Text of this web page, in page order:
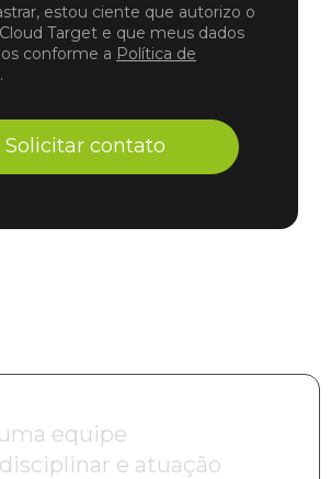
estou ciente que autorizo o
Target e que meus dados
conforme a Política de
.
Solicitar contato
equipe
e atuação